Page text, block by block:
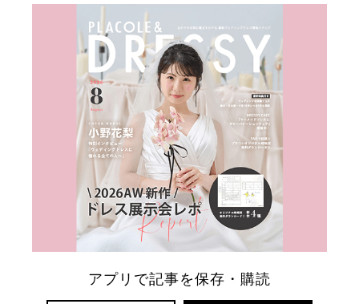
アプリで記事を保存・購読